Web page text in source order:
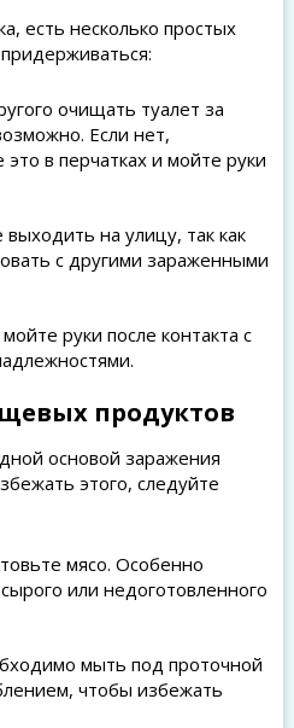
есть несколько простых
очищать туалет за
Если нет,
в перчатках и мойте руки
на улицу, так как
с другими зараженными
руки после контакта с
продуктов
основой заражения
этого, следуйте
мясо. Особенно
или недоготовленного
мыть под проточной
чтобы избежать